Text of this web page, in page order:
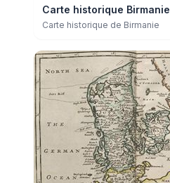
Carte historique Birmanie
Carte historique de Birmanie